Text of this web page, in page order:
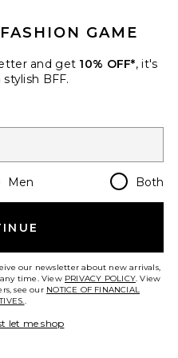
GAME
and get 10% OFF*, it's
BFF.
Men Both
our newsletter about new arrivals,
time. View PRIVACY POLICY. View
see our NOTICE OF FINANCIAL
.
let me shop